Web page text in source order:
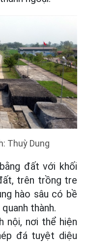
Thuỳ Dung
đất với khối
trên trồng tre
hào sâu có bề
thành.
nội, nơi thể hiện
đá tuyệt diệu